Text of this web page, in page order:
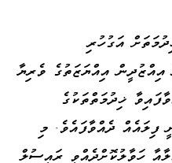
އަގުހުރި
އިއްޔަޒަތުގެ ވެރިޔާ
ޚިދުމަތްތަކުގެ
ފިލައެއް ދެއްވާފައެވެ. މި
ހަވާލުކޮށްދެއްވީ ރައީސުލް